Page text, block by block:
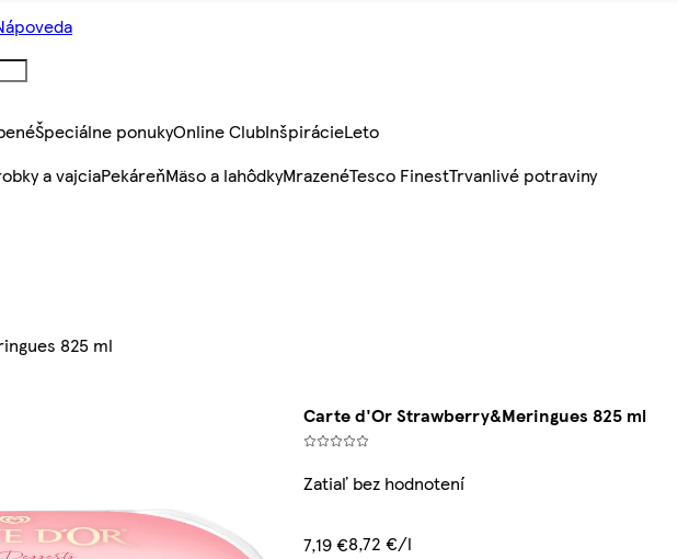
Špeciálne ponukyOnline ClubInšpirácieLeto
a vajciaPekáreňMäso a lahôdkyMrazenéTesco FinestTrvanlivé potraviny
825 ml
Carte d'Or Strawberry&Meringues 825 ml
Zatiaľ bez hodnotení
7,19 €8,72 €/l